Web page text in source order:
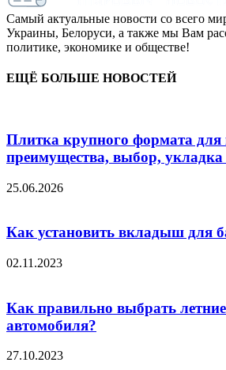
Самый актуальные новости со всего
Украины, Белоруси, а также мы Вам
политике, экономике и обществе!
ЕЩЁ БОЛЬШЕ НОВОСТЕЙ
Плитка крупного формата для
преимущества, выбор, укладка
25.06.2026
Как установить вкладыш для
02.11.2023
Как правильно выбрать
автомобиля?
27.10.2023